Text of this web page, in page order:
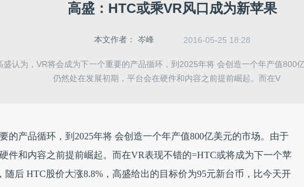
高盛：HTC或乘VR风口成为新苹果
本文作者： 岑峰 2016-05-25 18:28
盛认为，VR将会成为下一个重要的产品循环，到2025年将 会创造一个年产值800
仍然处在发展初期，平台会在硬件和内容之前提前崛起。而在V
的产品循环，到2025年将 会创造一个年产值800亿美元的市场。由于
件和内容之前提前崛起。而在VR表现不错的=HTC或将成为下一个苹
后 HTC股价大涨8.8%，高盛给出的目标价为95元新台币，比今天开